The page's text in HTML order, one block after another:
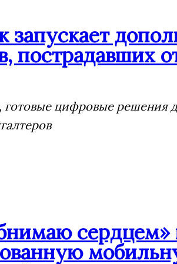
запускает
пострадавших
цифровые решения
сердцем»